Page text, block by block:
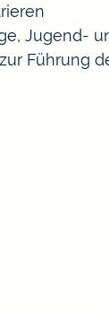
Jugend-
Führung